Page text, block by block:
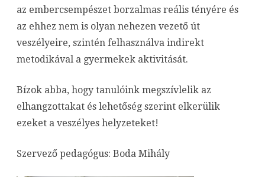
az embercsempészet borzalmas reális tényére és
az ehhez nem is olyan nehezen vezető út
veszélyeire, szintén felhasználva indirekt
metodikával a gyermekek aktivitását.
Bízok abba, hogy tanulóink megszívlelik az
elhangzottakat és lehetőség szerint elkerülik
ezeket a veszélyes helyzeteket!
Szervező pedagógus: Boda Mihály